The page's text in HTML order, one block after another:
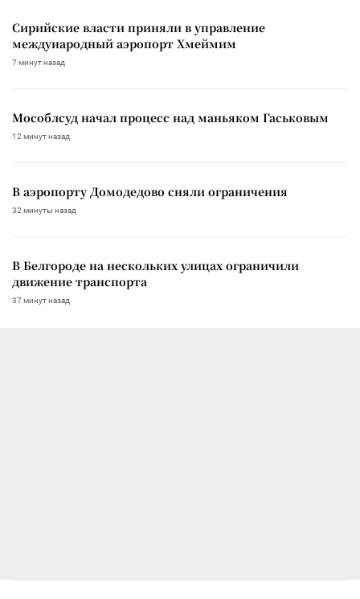
Сирийские власти приняли в управление
международный аэропорт Хмеймим
7 минут назад
Мособлсуд начал процесс над маньяком Гаськовым
12 минут назад
В аэропорту Домодедово сняли ограничения
32 минуты назад
В Белгороде на нескольких улицах ограничили
движение транспорта
37 минут назад